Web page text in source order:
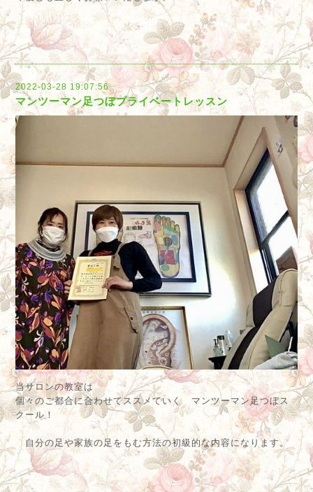
2022-03-28 19:07:56
マンツーマン足つぼプライベートレッスン
当サロンの教室は
個々のご都合に合わせてススメていく マンツーマン足つぼス
クール！
自分の足や家族の足をもむ方法の初級的な内容になります。